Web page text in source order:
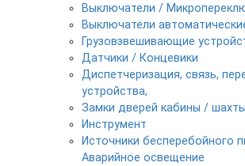
Выключатели /
Выключатели
Грузовзвешивающие
Датчики / Концевики
Диспетчеризация, связь,
устройства,
Замки дверей кабины / шахты
Инструмент
Источники бесперебойного
Аварийное освещение